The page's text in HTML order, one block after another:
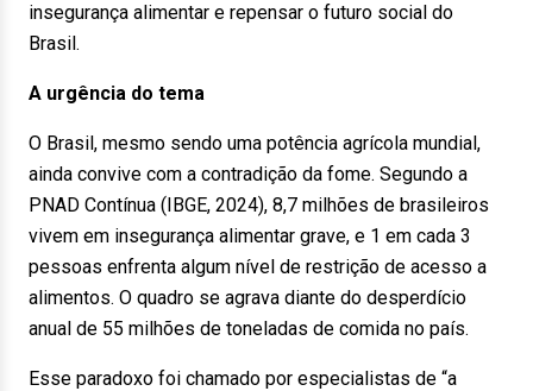
insegurança alimentar e repensar o futuro social do
Brasil.
A urgência do tema
O Brasil, mesmo sendo uma potência agrícola mundial,
ainda convive com a contradição da fome. Segundo a
PNAD Contínua (IBGE, 2024), 8,7 milhões de brasileiros
vivem em insegurança alimentar grave, e 1 em cada 3
pessoas enfrenta algum nível de restrição de acesso a
alimentos. O quadro se agrava diante do desperdício
anual de 55 milhões de toneladas de comida no país.
Esse paradoxo foi chamado por especialistas de “a